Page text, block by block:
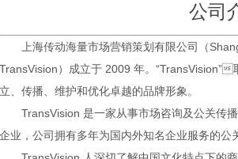
公司
上海传动海量市场营销策划有限公司（
TransVision）成立于 2009 年。“TransVision”
立、传播、维护和优化卓越的品牌形象。
TransVision 是一家从事市场咨询及公关传
企业，公司拥有多年为国内外知名企业服务的公